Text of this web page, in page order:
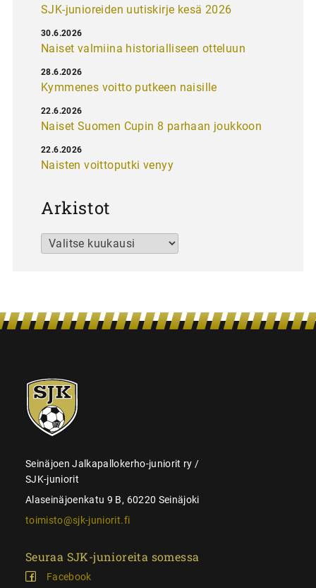
SJK-junioreiden uutiskirje kesä 2026
Naiset valmiina historialliseen otteluun
30.6.2026
Kymmenes voitto putkeen naisille
28.6.2026
Naiset Suomen Cupin 8 parhaan joukkoon
22.6.2026
Naisten voittoputki venyy
22.6.2026
Arkistot
Arkistot
SJK-
juniorit
Seinäjoen Jalkapallokerho-juniorit ry /
SJK-juniorit
Alaseinäjoenkatu 9 B, 60220 Seinäjoki
toimisto@sjk-juniorit.fi
Seuraa SJK-junioreita somessa
Facebook